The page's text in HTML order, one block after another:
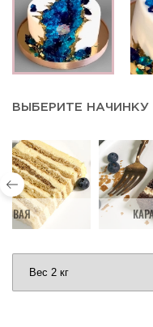
ВЫБЕРИТЕ НАЧИНКУ